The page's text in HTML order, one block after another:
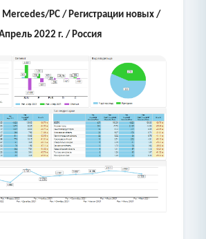
/PC / Регистрации новых /
2022 г. / Россия